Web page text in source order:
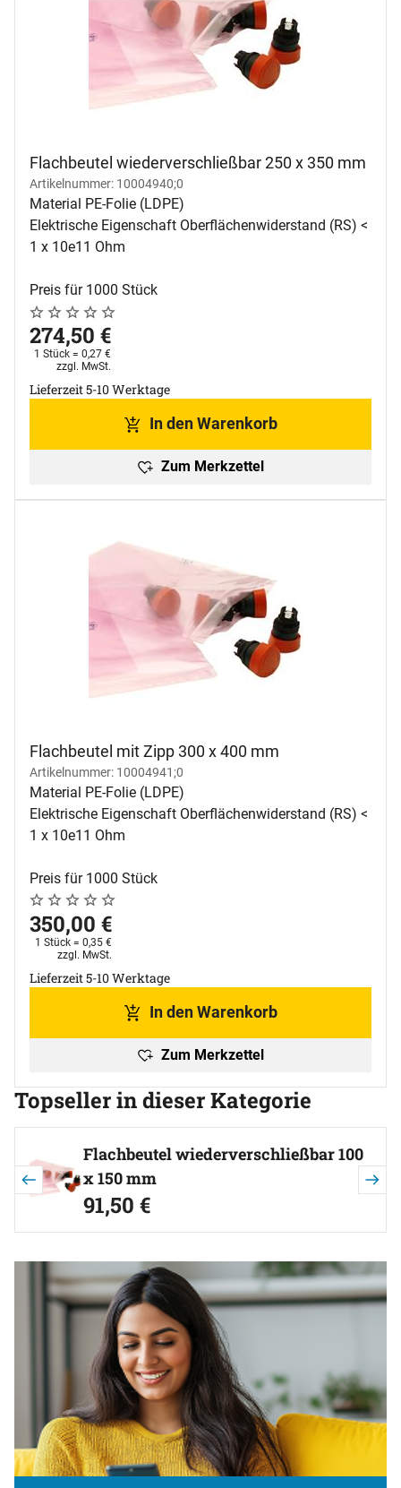
Flachbeutel wiederverschließbar 250 x 350 mm
Artikelnummer: 10004940;0
Material PE-Folie (LDPE)
Elektrische Eigenschaft Oberflächenwiderstand (RS) <
1 x 10e11 Ohm
Preis für 1000 Stück
Noch keine Bewertungen abgegeben
0 Bewertungen
274,50 €
1 Stück = 0,27 €
Steuerhinweis:
zzgl. MwSt.
Lieferzeit 5-10 Werktage
In den Warenkorb
Zum Merkzettel
Flachbeutel mit Zipp 300 x 400 mm
Artikelnummer: 10004941;0
Material PE-Folie (LDPE)
Elektrische Eigenschaft Oberflächenwiderstand (RS) <
1 x 10e11 Ohm
Preis für 1000 Stück
Noch keine Bewertungen abgegeben
0 Bewertungen
350,00 €
1 Stück = 0,35 €
Steuerhinweis:
zzgl. MwSt.
Lieferzeit 5-10 Werktage
In den Warenkorb
Zum Merkzettel
Topseller in dieser Kategorie
Artikel überspringen
Flachbeutel wiederverschließbar 100
x 150 mm
91,50 €